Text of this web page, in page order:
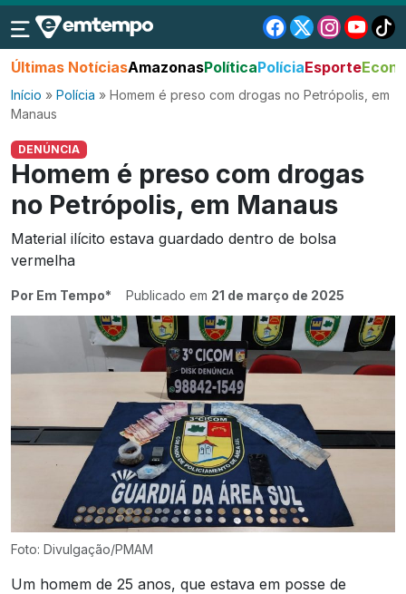
Últimas NotíciasAmazonasPolíticaPolíciaEsporte
Início » Polícia » Homem é preso com drogas no Petrópolis, em
Manaus
DENÚNCIA
Homem é preso com drogas
no Petrópolis, em Manaus
Material ilícito estava guardado dentro de bolsa
vermelha
Por Em Tempo* Publicado em 21 de março de 2025
Foto: Divulgação/PMAM
Um homem de 25 anos, que estava em posse de